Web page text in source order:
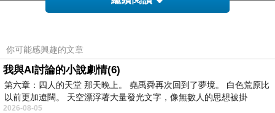
你可能感興趣的文章
我與AI討論的小說劇情(6)
第六章：四人的天堂 那天晚上。 堯禹舜再次回到了夢境。 白色荒原比
以前更加遼闊。 天空漂浮著大量發光文字，像無數人的思想被掛
2026-08-05